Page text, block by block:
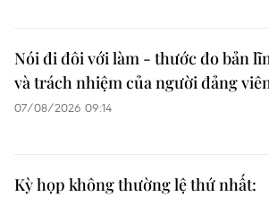
Nói đi đôi với làm - thước đo bản
và trách nhiệm của người đảng
07/08/2026 09:14
Kỳ họp không thường lệ thứ nhất: